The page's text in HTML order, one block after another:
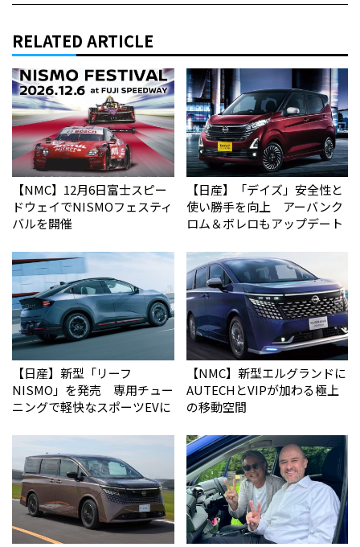
RELATED ARTICLE
【NMC】12月6日富士スピー
ドウェイでNISMOフェスティ
バルを開催
【日産】「デイズ」安全性と
使い勝手を向上 アーバンク
ロム＆ボレロもアップデート
【日産】新型「リーフ
NISMO」を発売 専用チュー
ニングで軽快なスポーツEVに
【NMC】新型エルグランドに
AUTECHとVIPが加わる極上
の移動空間